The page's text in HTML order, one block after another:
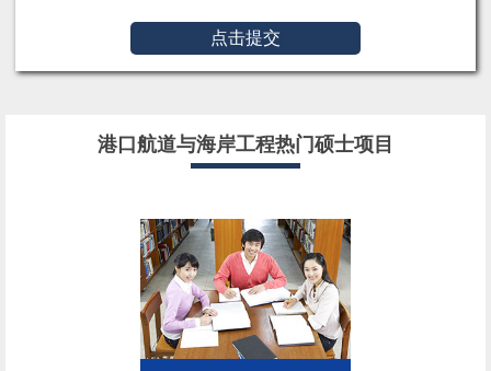
点击提交
港口航道与海岸工程热门硕士项目